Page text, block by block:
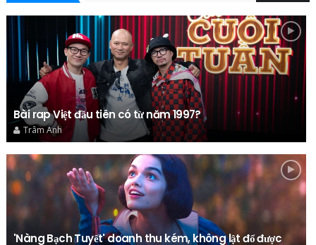
Bài rap Việt đầu tiên có từ năm 1997?
Trâm Anh
'Nàng Bạch Tuyết' doanh thu kém, không lật đổ được